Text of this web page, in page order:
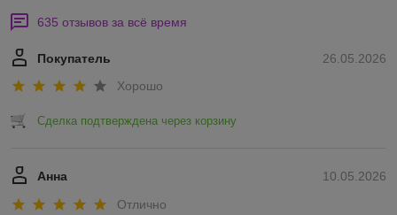
635 отзывов за всё время
26.05.2026
Покупатель
Хорошо
Сделка подтверждена через корзину
10.05.2026
Анна
Отлично